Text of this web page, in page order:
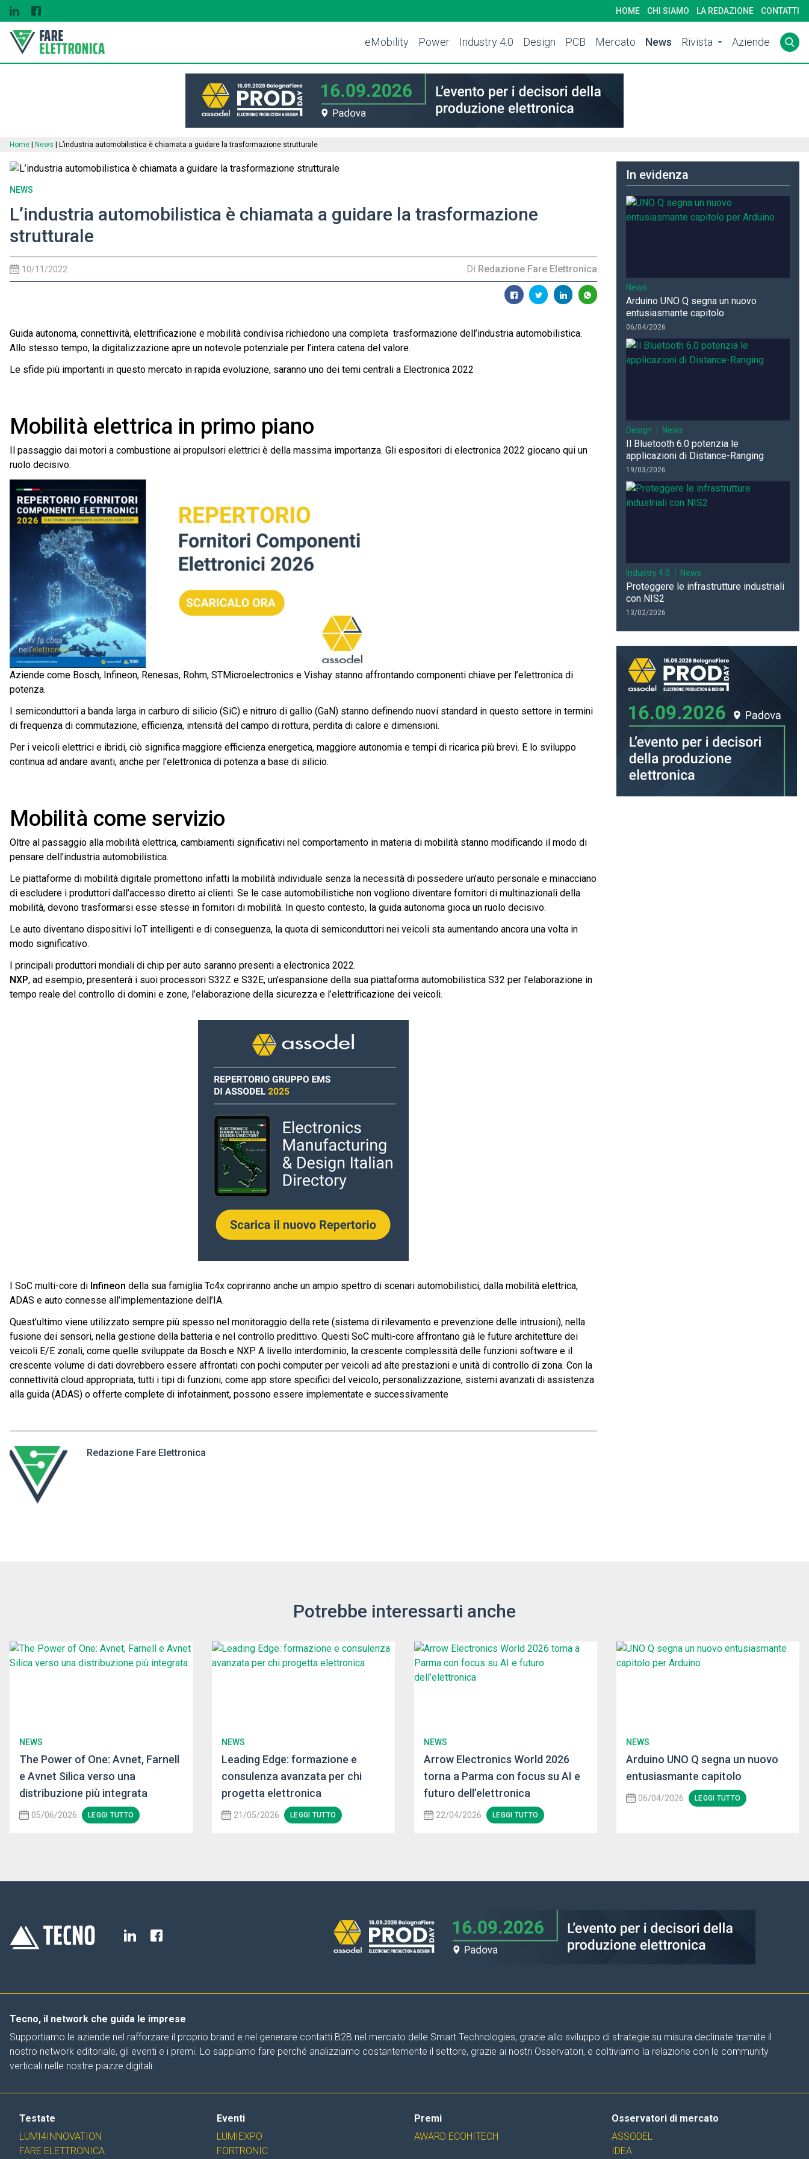
HOME CHI SIAMO LA REDAZIONE CONTATTI
eMobility Power Industry 4.0 Design PCB Mercato News Rivista Aziende
Home News L’industria automobilistica è chiamata a guidare la trasformazione strutturale
NEWS
L’industria automobilistica è chiamata a guidare la trasformazione
strutturale
10/11/2022 Di Redazione Fare Elettronica
Guida autonoma, connettività, elettrificazione e mobilità condivisa richiedono una completa trasformazione dell’industria automobilistica.
Allo stesso tempo, la digitalizzazione apre un notevole potenziale per l’intera catena del valore.
Le sfide più importanti in questo mercato in rapida evoluzione, saranno uno dei temi centrali a Electronica 2022
Mobilità elettrica in primo piano
Il passaggio dai motori a combustione ai propulsori elettrici è della massima importanza. Gli espositori di electronica 2022 giocano qui un
ruolo decisivo.
Aziende come Bosch, Infineon, Renesas, Rohm, STMicroelectronics e Vishay stanno affrontando componenti chiave per l’elettronica di
potenza.
I semiconduttori a banda larga in carburo di silicio (SiC) e nitruro di gallio (GaN) stanno definendo nuovi standard in questo settore in termini
di frequenza di commutazione, efficienza, intensità del campo di rottura, perdita di calore e dimensioni.
Per i veicoli elettrici e ibridi, ciò significa maggiore efficienza energetica, maggiore autonomia e tempi di ricarica più brevi. E lo sviluppo
continua ad andare avanti, anche per l’elettronica di potenza a base di silicio.
Mobilità come servizio
Oltre al passaggio alla mobilità elettrica, cambiamenti significativi nel comportamento in materia di mobilità stanno modificando il modo di
pensare dell’industria automobilistica.
Le piattaforme di mobilità digitale promettono infatti la mobilità individuale senza la necessità di possedere un’auto personale e minacciano
di escludere i produttori dall’accesso diretto ai clienti. Se le case automobilistiche non vogliono diventare fornitori di multinazionali della
mobilità, devono trasformarsi esse stesse in fornitori di mobilità. In questo contesto, la guida autonoma gioca un ruolo decisivo.
Le auto diventano dispositivi IoT intelligenti e di conseguenza, la quota di semiconduttori nei veicoli sta aumentando ancora una volta in
modo significativo.
I principali produttori mondiali di chip per auto saranno presenti a electronica 2022.
NXP, ad esempio, presenterà i suoi processori S32Z e S32E, un’espansione della sua piattaforma automobilistica S32 per l’elaborazione in
tempo reale del controllo di domini e zone, l’elaborazione della sicurezza e l’elettrificazione dei veicoli.
I SoC multi-core di Infineon della sua famiglia Tc4x copriranno anche un ampio spettro di scenari automobilistici, dalla mobilità elettrica,
ADAS e auto connesse all’implementazione dell’IA.
Quest’ultimo viene utilizzato sempre più spesso nel monitoraggio della rete (sistema di rilevamento e prevenzione delle intrusioni), nella
fusione dei sensori, nella gestione della batteria e nel controllo predittivo. Questi SoC multi-core affrontano già le future architetture dei
veicoli E/E zonali, come quelle sviluppate da Bosch e NXP. A livello interdominio, la crescente complessità delle funzioni software e il
crescente volume di dati dovrebbero essere affrontati con pochi computer per veicoli ad alte prestazioni e unità di controllo di zona. Con la
connettività cloud appropriata, tutti i tipi di funzioni, come app store specifici del veicolo, personalizzazione, sistemi avanzati di assistenza
alla guida (ADAS) o offerte complete di infotainment, possono essere implementate e successivamente
Redazione Fare Elettronica
In evidenza
News
Arduino UNO Q segna un nuovo
entusiasmante capitolo
06/04/2026
Design News
Il Bluetooth 6.0 potenzia le
applicazioni di Distance-Ranging
19/03/2026
Industry 4.0 News
Proteggere le infrastrutture industriali
con NIS2
13/02/2026
Potrebbe interessarti anche
NEWS
The Power of One: Avnet, Farnell
e Avnet Silica verso una
distribuzione più integrata
05/06/2026 LEGGI TUTTO
NEWS
Leading Edge: formazione e
consulenza avanzata per chi
progetta elettronica
21/05/2026 LEGGI TUTTO
NEWS
Arrow Electronics World 2026
torna a Parma con focus su AI e
futuro dell’elettronica
22/04/2026 LEGGI TUTTO
NEWS
Arduino UNO Q segna un nuovo
entusiasmante capitolo
06/04/2026 LEGGI TUTTO
Tecno, il network che guida le imprese
Supportiamo le aziende nel rafforzare il proprio brand e nel generare contatti B2B nel mercato delle Smart Technologies, grazie allo sviluppo di strategie su misura declinate tramite il
nostro network editoriale, gli eventi e i premi. Lo sappiamo fare perché analizziamo costantemente il settore, grazie ai nostri Osservatori, e coltiviamo la relazione con le community
verticali nelle nostre piazze digitali.
Testate
LUMI4INNOVATION
FARE ELETTRONICA
Eventi
LUMIEXPO
FORTRONIC
Premi
AWARD ECOHITECH
Osservatori di mercato
ASSODEL
IDEA